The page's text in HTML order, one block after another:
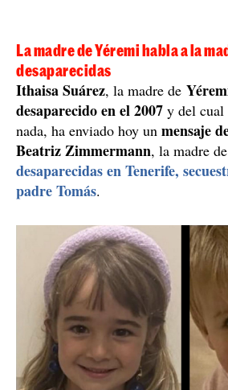
La madre de Yéremi habla a la
desaparecidas
Ithaisa Suárez, la madre de
desaparecido en el 2007 y del cual
nada, ha enviado hoy un mensaje
Beatriz Zimmermann, la madre
desaparecidas en Tenerife,
padre Tomás.